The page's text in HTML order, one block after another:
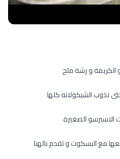
الكريمة و رشة ملح
تذوب الشيكولاته كلها
الصغيرة
مع البسكوت و تقدم بالهنا